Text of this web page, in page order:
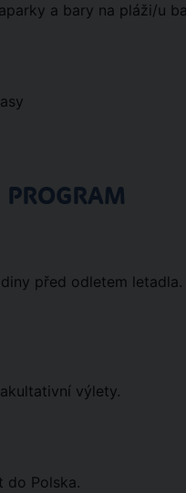
a bary na pláži/u
PROGRAM
před odletem
výlety.
do Polska.